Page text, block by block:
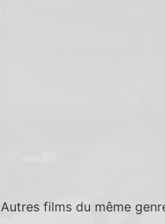
Autres films du même